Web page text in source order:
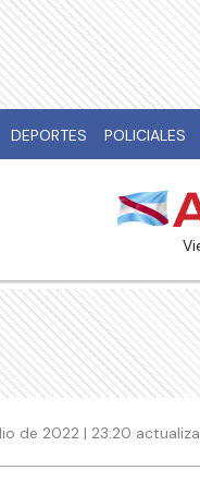
DEPORTES POLICIALES
de 2022 | 23:20